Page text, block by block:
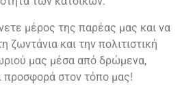
μέρος της παρέας μας και να
ζωντάνια και την πολιτιστική
μας μέσα από δρώμενα,
προσφορά στον τόπο μας!